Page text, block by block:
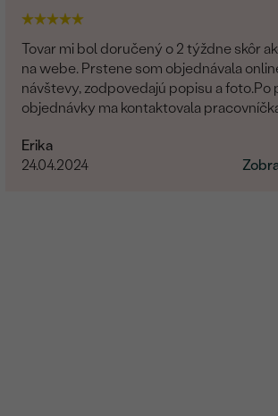
Tovar mi bol doručený o 2 týždne skôr
na webe. Prstene som objednávala
návštevy, zodpovedajú popisu a foto.Po
objednávky ma kontaktovala
sa o možnej výmena v prípade
Príjemné vystupovanie, prístup a
Erika
24.04.2024